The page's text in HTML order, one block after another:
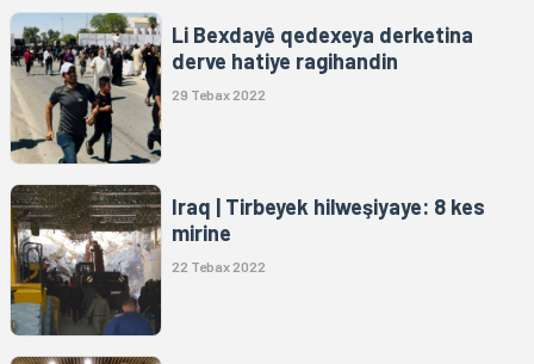
Li Bexdayê qedexeya derketina
derve hatiye ragihandin
29 Tebax 2022
Iraq | Tirbeyek hilweşiyaye: 8 kes
mirine
22 Tebax 2022